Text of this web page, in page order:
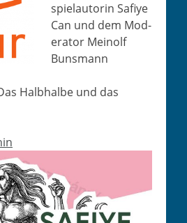
spielau­torin Safiye
Can und dem Mod­
er­a­tor Meinolf
Bunsmann
Halb­halbe und das